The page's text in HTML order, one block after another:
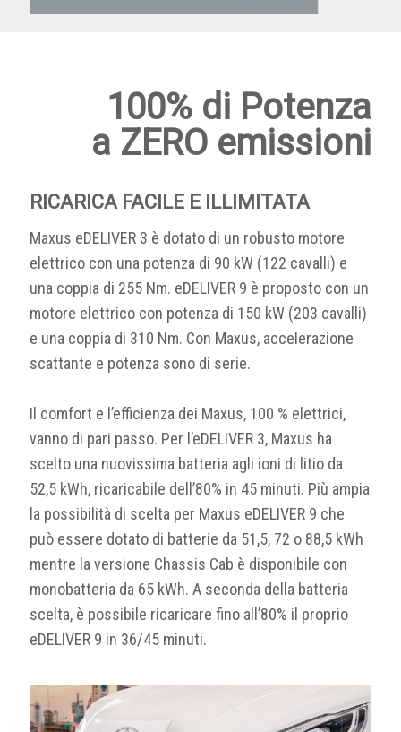
100% di Potenza
a ZERO emissioni
RICARICA FACILE E ILLIMITATA
Maxus eDELIVER 3 è dotato di un robusto motore
elettrico con una potenza di 90 kW (122 cavalli) e
una coppia di 255 Nm. eDELIVER 9 è proposto con un
motore elettrico con potenza di 150 kW (203 cavalli)
e una coppia di 310 Nm. Con Maxus, accelerazione
scattante e potenza sono di serie.
Il comfort e l’efficienza dei Maxus, 100 % elettrici,
vanno di pari passo. Per l’eDELIVER 3, Maxus ha
scelto una nuovissima batteria agli ioni di litio da
52,5 kWh, ricaricabile dell’80% in 45 minuti. Più ampia
la possibilità di scelta per Maxus eDELIVER 9 che
può essere dotato di batterie da 51,5, 72 o 88,5 kWh
mentre la versione Chassis Cab è disponibile con
monobatteria da 65 kWh. A seconda della batteria
scelta, è possibile ricaricare fino all’80% il proprio
eDELIVER 9 in 36/45 minuti.